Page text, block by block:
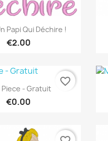
Quick view
Papi Qui Déchire !
€2.00
Quick view
Piece - Gratuit
€0.00
favorite_border